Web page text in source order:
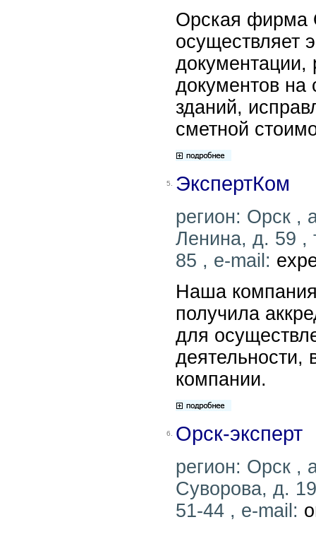
Орская
осуществляет
документации,
документов на
зданий,
сметной
5. ЭкспертКом
регион: Орск ,
Ленина, д. 59 ,
85 , e-mail:
Наша
получила
для
деятельности,
компании.
6. Орск-эксперт
регион: Орск ,
Суворова, д.
51-44 , e-mail: